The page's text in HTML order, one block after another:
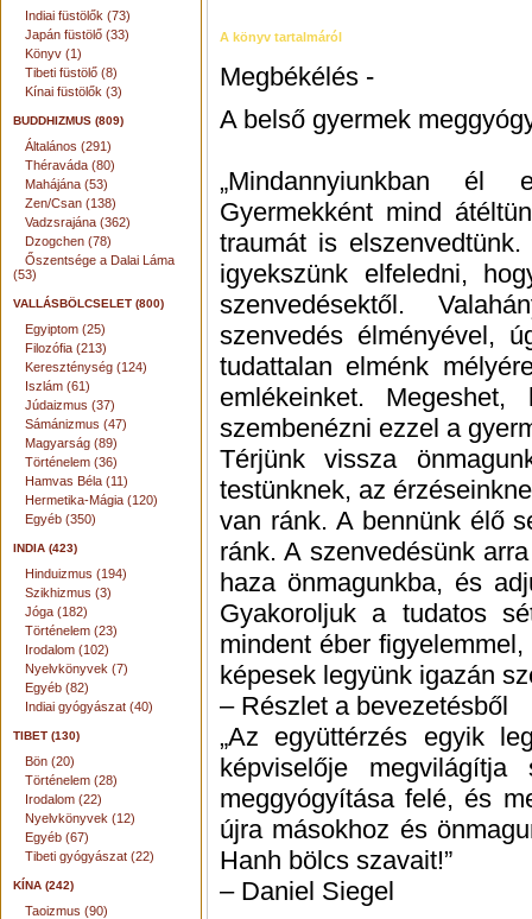
Indiai füstölők (73)
Japán füstölő (33)
Könyv (1)
Tibeti füstölő (8)
Kínai füstölők (3)
BUDDHIZMUS (809)
Általános (291)
Théraváda (80)
Mahájána (53)
Zen/Csan (138)
Vadzsrajána (362)
Dzogchen (78)
Őszentsége a Dalai Láma
(53)
VALLÁSBÖLCSELET (800)
Egyiptom (25)
Filozófia (213)
Kereszténység (124)
Iszlám (61)
Júdaizmus (37)
Sámánizmus (47)
Magyarság (89)
Történelem (36)
Hamvas Béla (11)
Hermetika-Mágia (120)
Egyéb (350)
INDIA (423)
Hinduizmus (194)
Szikhizmus (3)
Jóga (182)
Történelem (23)
Irodalom (102)
Nyelvkönyvek (7)
Egyéb (82)
Indiai gyógyászat (40)
TIBET (130)
Bön (20)
Történelem (28)
Irodalom (22)
Nyelvkönyvek (12)
Egyéb (67)
Tibeti gyógyászat (22)
KÍNA (242)
Taoizmus (90)
A könyv tartalmáról
Megbékélés -
A belső gyermek
„Mindannyiunkban él
Gyermekként mind
traumát is
igyekszünk elfeledni,
szenvedésektől.
szenvedés élményével,
tudattalan elménk
emlékeinket.
szembenézni ezzel a
Térjünk vissza
testünknek, az
van ránk. A bennünk élő
ránk. A szenvedésünk
haza önmagunkba, és
Gyakoroljuk a tudatos
mindent éber
képesek legyünk igazán
– Részlet a bevezetésből
„Az együttérzés egyik
képviselője
meggyógyítása felé, és
újra másokhoz és
Hanh bölcs szavait!”
– Daniel Siegel